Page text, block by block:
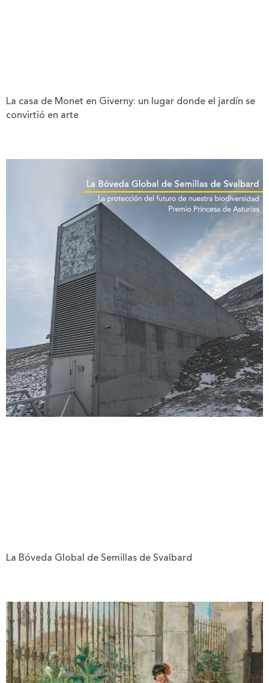
La casa de Monet en Giverny: un lugar donde el jardín se
convirtió en arte
La Bóveda Global de Semillas de Svalbard